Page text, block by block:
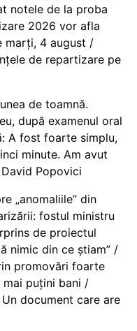
notele de la proba
2026 vor afla
marți, 4 august /
de repartizare pe
de toamnă.
după examenul oral
A fost foarte simplu,
minute. Am avut
Popovici
„anomaliile” din
fostul ministru
de proiectul
nimic din ce știam” /
promovări foarte
mai puțini bani /
document care are